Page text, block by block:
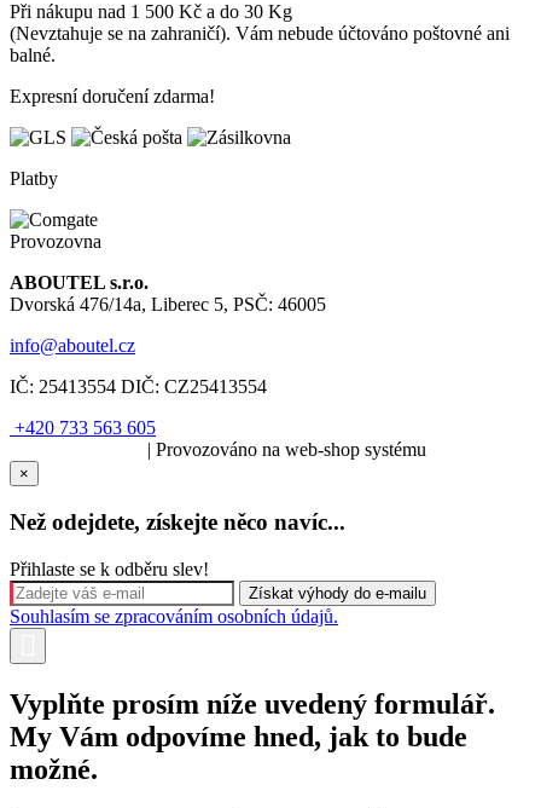
Při nákupu nad 1 500 Kč a do 30 Kg
(Nevztahuje se na zahraničí). Vám nebude účtováno poštovné ani
balné.
Expresní doručení zdarma!
Platby
Provozovna
ABOUTEL s.r.o.
Dvorská 476/14a, Liberec 5, PSČ: 46005
info@aboutel.cz
IČ: 25413554 DIČ: CZ25413554
+420 733 563 605
| Provozováno na web-shop systému
×
Než odejdete, získejte něco navíc...
Přihlaste se k odběru slev!
Souhlasím se zpracováním osobních údajů.
Vyplňte prosím níže uvedený formulář.
My Vám odpovíme hned, jak to bude
možné.